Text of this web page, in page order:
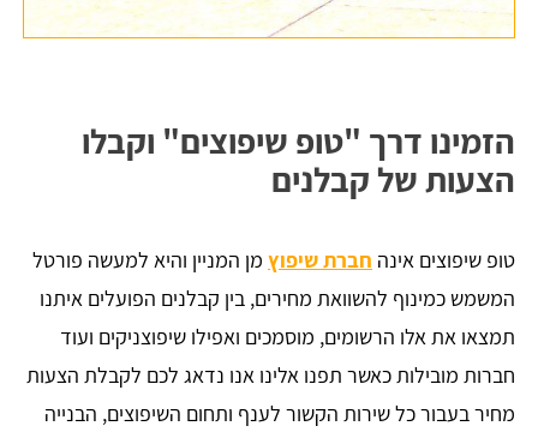
הזמינו דרך "טופ שיפוצים" וקבלו
הצעות של קבלנים
טופ שיפוצים אינה חברת שיפוץ מן המניין והיא למעשה פורטל
המשמש כמינוף להשוואת מחירים, בין קבלנים הפועלים איתנו
תמצאו את אלו הרשומים, מוסמכים ואפילו שיפוצניקים ועוד
חברות מובילות כאשר תפנו אלינו אנו נדאג לכם לקבלת הצעות
מחיר בעבור כל שירות הקשור לענף ותחום השיפוצים, הבנייה